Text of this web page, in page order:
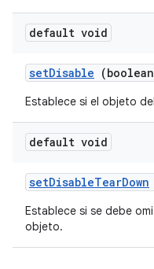
default void
setDisable
Establece si el objeto
default void
setDisableTearDown
Establece si se debe
objeto.